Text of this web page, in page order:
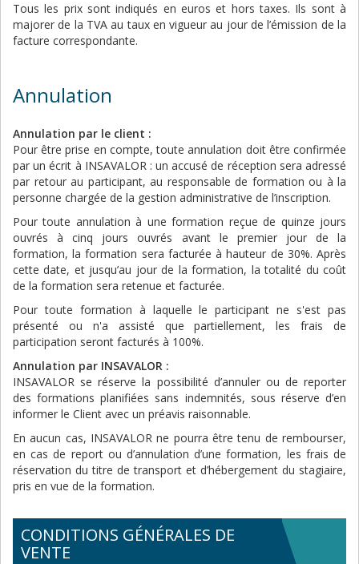
Tous les prix sont indiqués en euros et hors taxes. Ils sont à
majorer de la TVA au taux en vigueur au jour de l’émission de la
facture correspondante.
Annulation
Annulation par le client :
Pour être prise en compte, toute annulation doit être confirmée
par un écrit à INSAVALOR : un accusé de réception sera adressé
par retour au participant, au responsable de formation ou à la
personne chargée de la gestion administrative de l’inscription.
Pour toute annulation à une formation reçue de quinze jours
ouvrés à cinq jours ouvrés avant le premier jour de la
formation, la formation sera facturée à hauteur de 30%. Après
cette date, et jusqu’au jour de la formation, la totalité du coût
de la formation sera retenue et facturée.
Pour toute formation à laquelle le participant ne s'est pas
présenté ou n'a assisté que partiellement, les frais de
participation seront facturés à 100%.
Annulation par INSAVALOR :
INSAVALOR se réserve la possibilité d’annuler ou de reporter
des formations planifiées sans indemnités, sous réserve d’en
informer le Client avec un préavis raisonnable.
En aucun cas, INSAVALOR ne pourra être tenu de rembourser,
en cas de report ou d’annulation d’une formation, les frais de
réservation du titre de transport et d’hébergement du stagiaire,
pris en vue de la formation.
CONDITIONS GÉNÉRALES DE
VENTE